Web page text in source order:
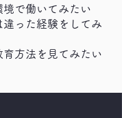
で働いてみたい
った経験をしてみ
方法を見てみたい